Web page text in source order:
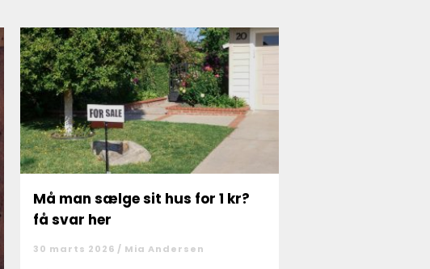
Må man sælge sit hus for 1 kr?
få svar her
30 marts 2026 / Mia Andersen